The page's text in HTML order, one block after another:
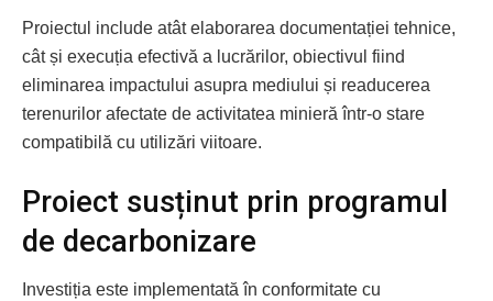
Proiectul include atât elaborarea documentației tehnice,
cât și execuția efectivă a lucrărilor, obiectivul fiind
eliminarea impactului asupra mediului și readucerea
terenurilor afectate de activitatea minieră într-o stare
compatibilă cu utilizări viitoare.
Proiect susținut prin programul
de decarbonizare
Investiția este implementată în conformitate cu